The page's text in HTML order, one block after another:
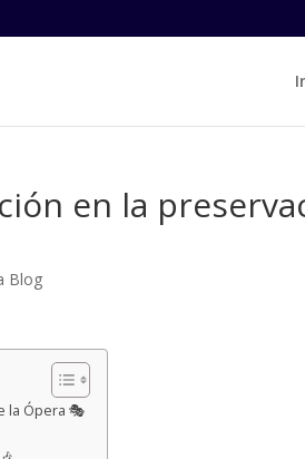
en la
Blog
la Ópera 🎭